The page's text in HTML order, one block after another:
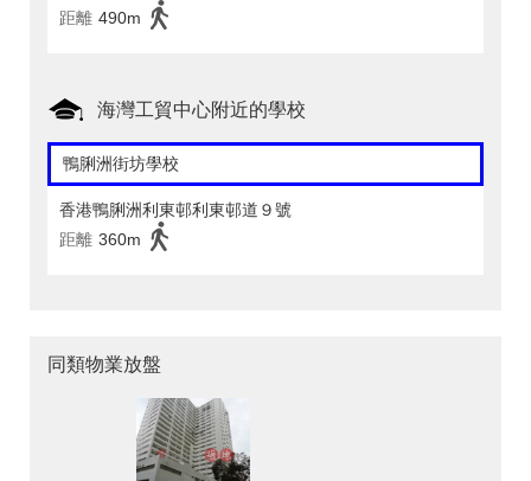
距離 490m
海灣工貿中心附近的學校
鴨脷洲街坊學校
香港鴨脷洲利東邨利東邨道９號
距離 360m
同類物業放盤